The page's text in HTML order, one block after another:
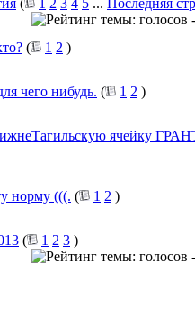
( 1 2 3 4 5 ... Последняя
( 1 2 )
чего нибудь. ( 1 2 )
ячейку
норму (((. ( 1 2 )
( 1 2 3 )